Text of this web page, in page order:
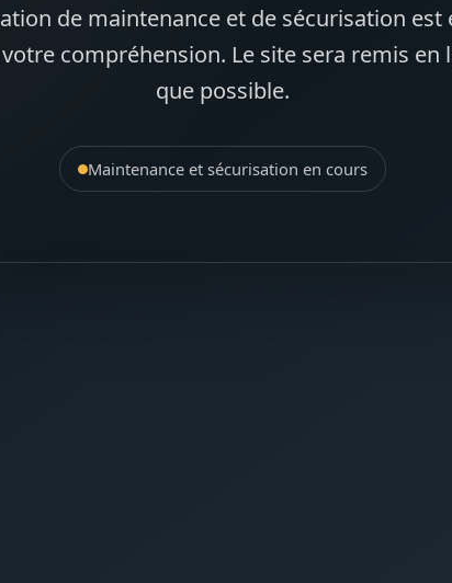
de maintenance et de sécurisation est
compréhension. Le site sera remis en
que possible.
Maintenance et sécurisation en cours